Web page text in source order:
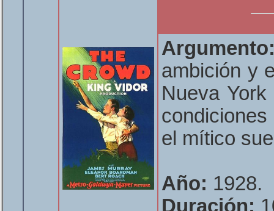
ambición y
Nueva
el mítico
Año: 1928.
Duración: